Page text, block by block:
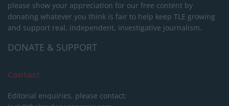
please show your appreciation for our free content by
donating whatever you think is fair to help keep TLE growing
and support real, independent, investigative journalism.
DONATE & SUPPORT
Contact
Editorial enquiries, please contact: